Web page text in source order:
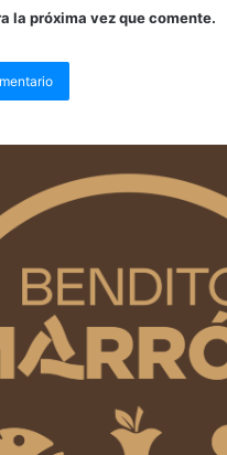
la próxima vez que comente.